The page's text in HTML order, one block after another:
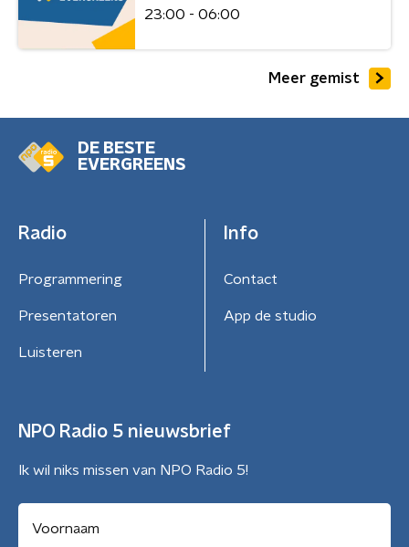
23:00 - 06:00
Meer gemist
DE BESTE
EVERGREENS
Radio
Programmering
Presentatoren
Luisteren
Info
Contact
App de studio
NPO Radio 5 nieuwsbrief
Ik wil niks missen van NPO Radio 5!